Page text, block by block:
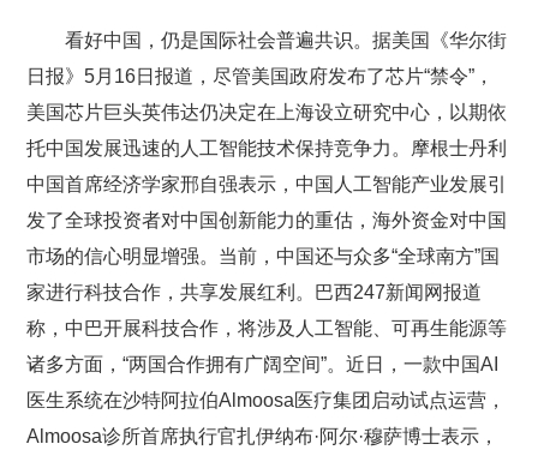
看好中国，仍是国际社会普遍共识。据美国《华尔街
日报》5月16日报道，尽管美国政府发布了芯片“禁令”，
美国芯片巨头英伟达仍决定在上海设立研究中心，以期依
托中国发展迅速的人工智能技术保持竞争力。摩根士丹利
中国首席经济学家邢自强表示，中国人工智能产业发展引
发了全球投资者对中国创新能力的重估，海外资金对中国
市场的信心明显增强。当前，中国还与众多“全球南方”国
家进行科技合作，共享发展红利。巴西247新闻网报道
称，中巴开展科技合作，将涉及人工智能、可再生能源等
诸多方面，“两国合作拥有广阔空间”。近日，一款中国AI
医生系统在沙特阿拉伯Almoosa医疗集团启动试点运营，
Almoosa诊所首席执行官扎伊纳布·阿尔·穆萨博士表示，